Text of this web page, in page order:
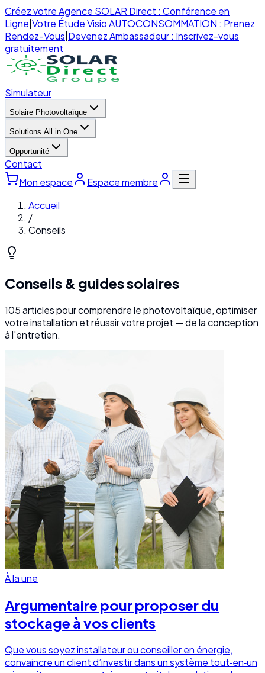
Créez votre Agence SOLAR Direct : Conférence en
Ligne Votre Étude Visio AUTOCONSOMMATION : Prenez
Rendez-Vous Devenez Ambassadeur : Inscrivez-vous
gratuitement
Simulateur
Solaire Photovoltaïque
Solutions All in One
Opportunité
Contact
Mon espace
Espace membre
Accueil
/
Conseils
Conseils & guides solaires
105articles pour comprendre le photovoltaïque, optimiser
votre installation et réussir votre projet — de la conception
à l'entretien.
À la une
Argumentaire pour proposer du
stockage à vos clients
Que vous soyez installateur ou conseiller en énergie,
convaincre un client d’investir dans un système tout‑en‑un